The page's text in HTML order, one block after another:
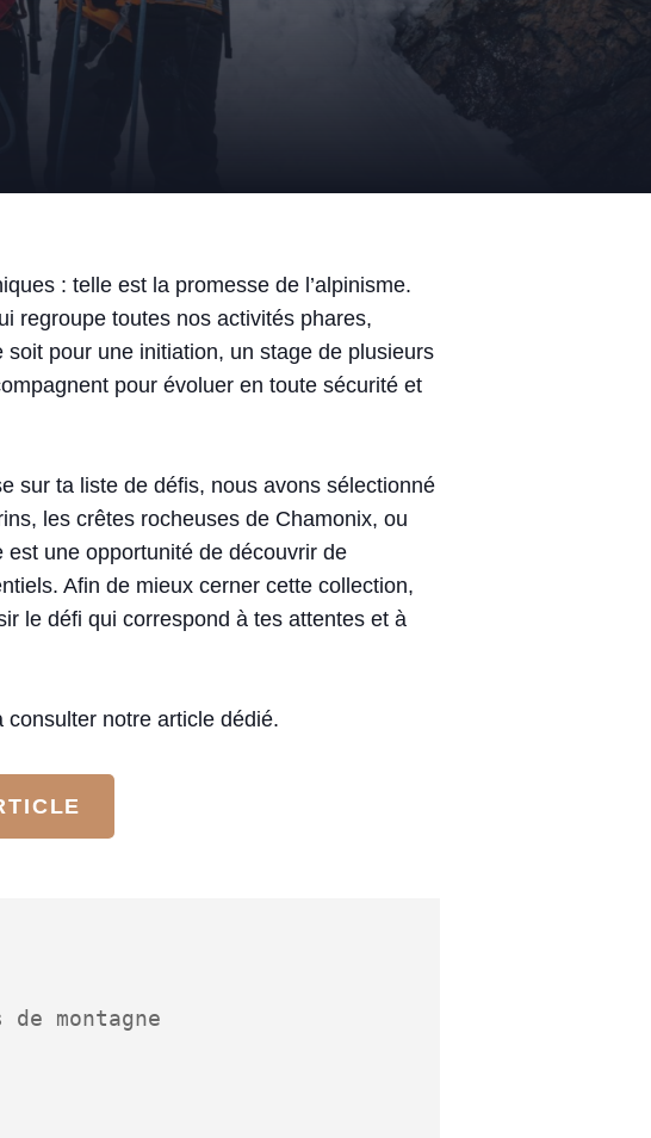
: telle est la promesse de l’alpinisme.
regroupe toutes nos activités phares,
pour une initiation, un stage de plusieurs
pour évoluer en toute sécurité et
sur ta liste de défis, nous avons sélectionné
les crêtes rocheuses de Chamonix, ou
une opportunité de découvrir de
Afin de mieux cerner cette collection,
le défi qui correspond à tes attentes et à
consulter notre article dédié.
montagne